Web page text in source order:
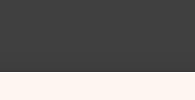
vi tips på våra gudstjänster som du kan